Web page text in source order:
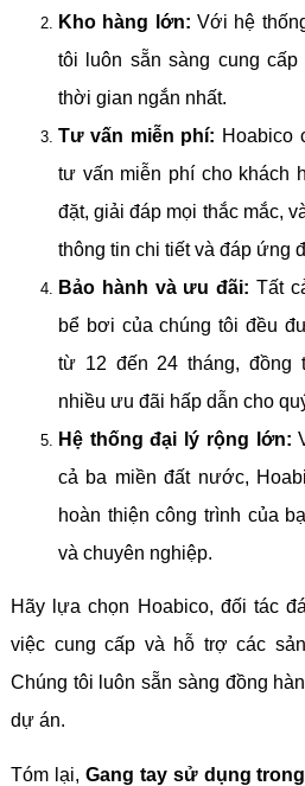
Kho hàng lớn: Với hệ
tôi luôn sẵn sàng cung
thời gian ngắn nhất.
Tư vấn miễn phí: Hoabico
tư vấn miễn phí cho khách
đặt, giải đáp mọi thắc mắc,
thông tin chi tiết và đáp ứng
Bảo hành và ưu đãi: Tất
bể bơi của chúng tôi đều
từ 12 đến 24 tháng, đồng
nhiều ưu đãi hấp dẫn cho
Hệ thống đại lý rộng lớn:
cả ba miền đất nước,
hoàn thiện công trình của
và chuyên nghiệp.
Hãy lựa chọn Hoabico, đối tác
việc cung cấp và hỗ trợ các
Chúng tôi luôn sẵn sàng đồng
dự án.
Tóm lại, Gang tay sử dụng